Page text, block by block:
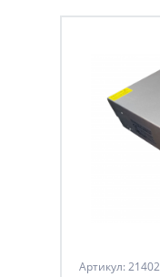
Артикул: